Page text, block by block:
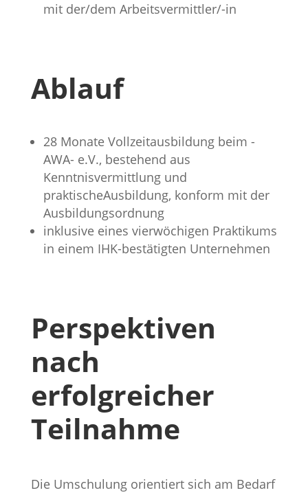
mit der/dem Arbeitsvermittler/-in
Ablauf
28 Monate Vollzeitausbildung beim -
AWA- e.V., bestehend aus
Kenntnisvermittlung und
praktischeAusbildung, konform mit der
Ausbildungsordnung
inklusive eines vierwöchigen Praktikums
in einem IHK-bestätigten Unternehmen
Perspektiven
nach
erfolgreicher
Teilnahme
Die Umschulung orientiert sich am Bedarf